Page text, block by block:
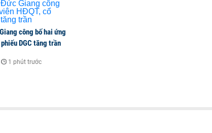
công bố hai ứng
DGC tăng trần
1 phút trước